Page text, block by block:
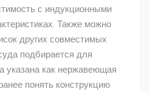
с индукционными
Также можно
других совместимых
подбирается для
указана как нержавеющая
понять конструкцию